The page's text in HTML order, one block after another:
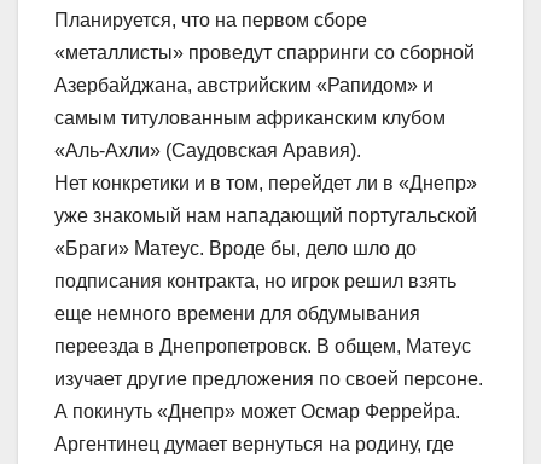
Планируется, что на первом сборе
«металлисты» проведут спарринги со сборной
Азербайджана, австрийским «Рапидом» и
самым титулованным африканским клубом
«Аль-Ахли» (Саудовская Аравия).
Нет конкретики и в том, перейдет ли в «Днепр»
уже знакомый нам нападающий португальской
«Браги» Матеус. Вроде бы, дело шло до
подписания контракта, но игрок решил взять
еще немного времени для обдумывания
переезда в Днепропетровск. В общем, Матеус
изучает другие предложения по своей персоне.
А покинуть «Днепр» может Осмар Феррейра.
Аргентинец думает вернуться на родину, где